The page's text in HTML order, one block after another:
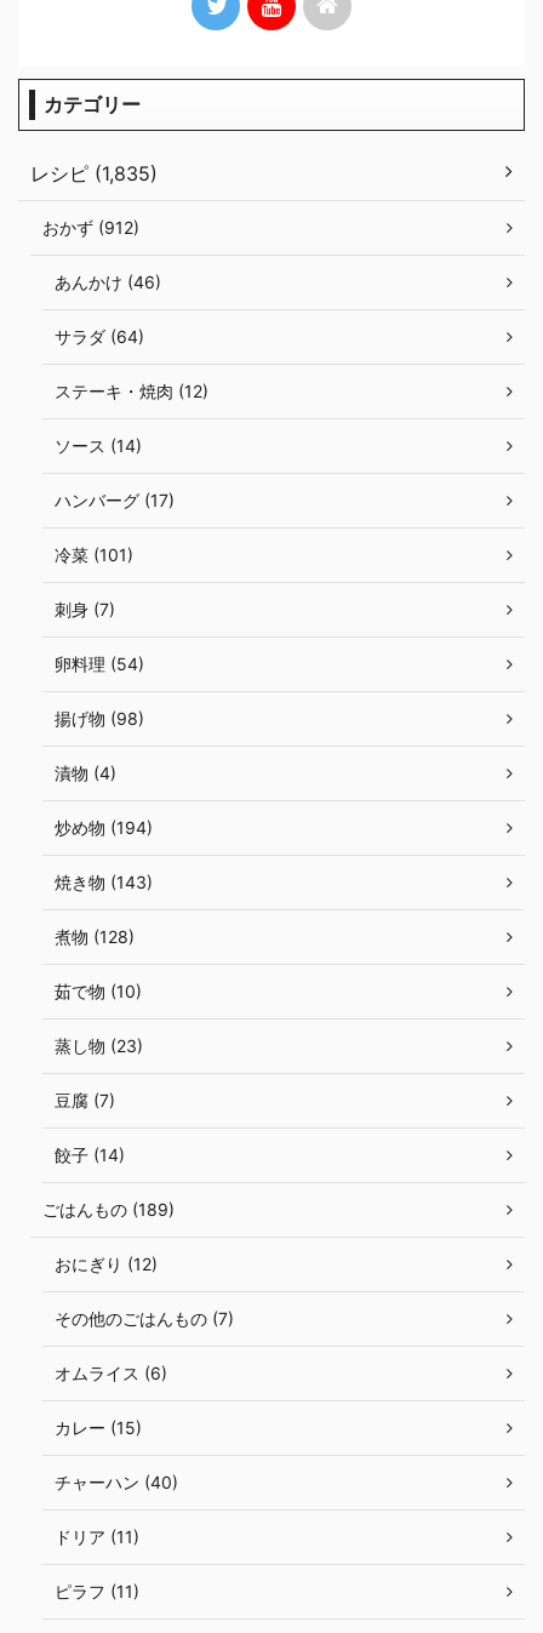
カテゴリー
レシピ (1,835)
おかず (912)
あんかけ (46)
サラダ (64)
ステーキ・焼肉 (12)
ソース (14)
ハンバーグ (17)
冷菜 (101)
刺身 (7)
卵料理 (54)
揚げ物 (98)
漬物 (4)
炒め物 (194)
焼き物 (143)
煮物 (128)
茹で物 (10)
蒸し物 (23)
豆腐 (7)
餃子 (14)
ごはんもの (189)
おにぎり (12)
その他のごはんもの (7)
オムライス (6)
カレー (15)
チャーハン (40)
ドリア (11)
ピラフ (11)